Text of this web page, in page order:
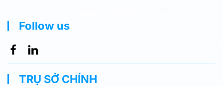
Follow us
TRỤ SỞ CHÍNH